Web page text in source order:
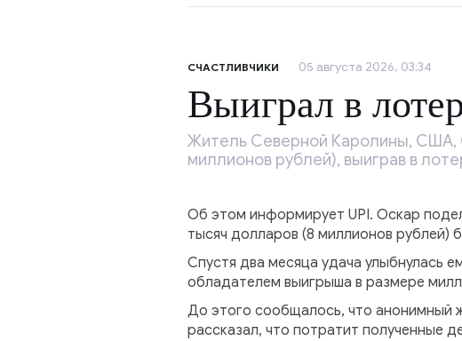
СЧАСТЛИВЧИКИ 05 августа 2026, 03:34
Выиграл в
Житель Северной Каролины, США,
миллионов рублей), выиграв в
Об этом информирует UPI. Оскар
тысяч долларов (8 миллионов рублей)
Спустя два месяца удача улыбнулась
обладателем выигрыша в размере
До этого сообщалось, что анонимный
рассказал, что потратит полученные